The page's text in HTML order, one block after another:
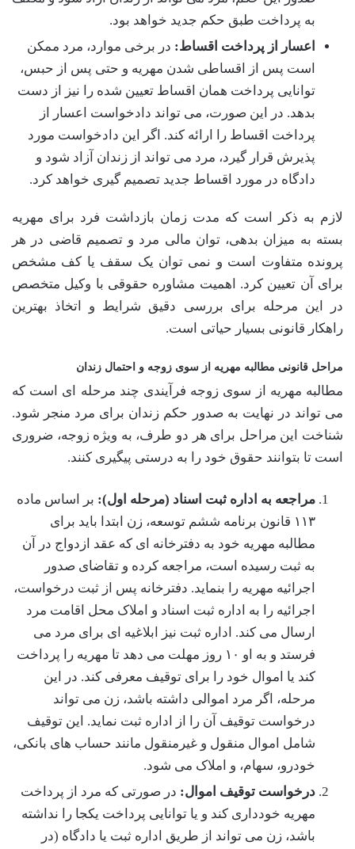
به پرداخت طبق حکم جدید خواهد بود.
اعسار از پرداخت اقساط: در برخی موارد، مرد ممکن
است پس از اقساطی شدن مهریه و حتی پس از حبس،
توانایی پرداخت همان اقساط تعیین شده را نیز از دست
بدهد. در این صورت، می تواند دادخواست اعسار از
پرداخت اقساط را ارائه کند. اگر این دادخواست مورد
پذیرش قرار گیرد، مرد می تواند از زندان آزاد شود و
دادگاه در مورد اقساط جدید تصمیم گیری خواهد کرد.
لازم به ذکر است که مدت زمان بازداشت فرد برای مهریه
بسته به میزان بدهی، توان مالی مرد و تصمیم قاضی در هر
پرونده متفاوت است و نمی توان یک سقف یا کف مشخص
برای آن تعیین کرد. اهمیت مشاوره حقوقی با وکیل متخصص
در این مرحله برای بررسی دقیق شرایط و اتخاذ بهترین
راهکار قانونی بسیار حیاتی است.
مراحل قانونی مطالبه مهریه از سوی زوجه و احتمال زندان
مطالبه مهریه از سوی زوجه فرآیندی چند مرحله ای است که
می تواند در نهایت به صدور حکم زندان برای مرد منجر شود.
شناخت این مراحل برای هر دو طرف، به ویژه زوجه، ضروری
است تا بتوانند حقوق خود را به درستی پیگیری کنند.
مراجعه به اداره ثبت اسناد (مرحله اول): بر اساس ماده
۱۱۳ قانون برنامه ششم توسعه، زن ابتدا باید برای
مطالبه مهریه خود به دفترخانه ای که عقد ازدواج در آن
به ثبت رسیده است، مراجعه کرده و تقاضای صدور
اجرائیه مهریه را بنماید. دفترخانه پس از ثبت درخواست،
اجرائیه را به اداره ثبت اسناد و املاک محل اقامت مرد
ارسال می کند. اداره ثبت نیز ابلاغیه ای برای مرد می
فرستد و به او ۱۰ روز مهلت می دهد تا مهریه را پرداخت
کند یا اموال خود را برای توقیف معرفی کند. در این
مرحله، اگر مرد اموالی داشته باشد، زن می تواند
درخواست توقیف آن را از اداره ثبت نماید. این توقیف
شامل اموال منقول و غیرمنقول مانند حساب های بانکی،
خودرو، سهام، و املاک می شود.
درخواست توقیف اموال: در صورتی که مرد از پرداخت
مهریه خودداری کند و یا توانایی پرداخت یکجا را نداشته
باشد، زن می تواند از طریق اداره ثبت یا دادگاه (در